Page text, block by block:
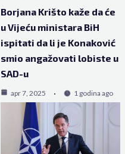
Borjana Krišto kaže da će
u Vijeću ministara BiH
ispitati da li je Konaković
smio angažovati lobiste u
SAD-u
apr 7, 2025 1 godina ago